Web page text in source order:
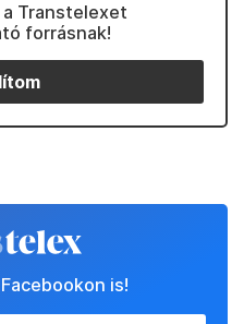
Transtelexet
forrásnak!
is!